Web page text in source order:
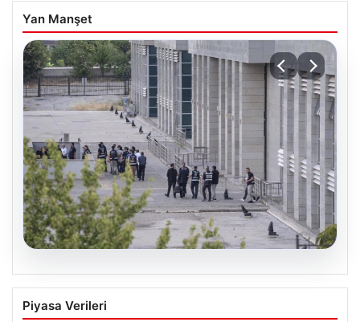
Yan Manşet
Etimesgut Belediyesi’nde Gelişen
Soruşturma ve Uyuşturucu Test
Piyasa Verileri